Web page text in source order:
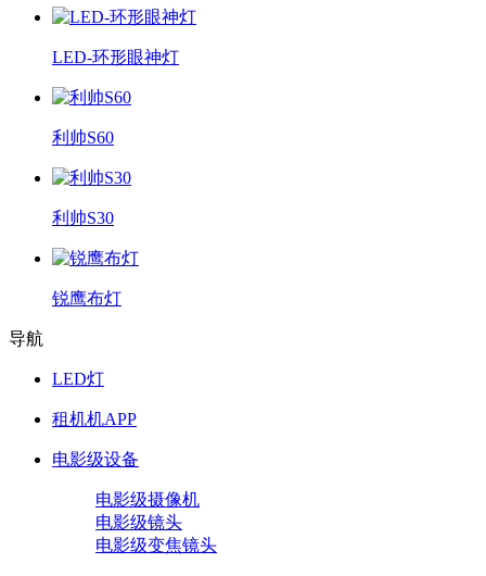
LED-环形眼神灯
利帅S60
利帅S30
锐鹰布灯
导航
LED灯
租机机APP
电影级设备
电影级摄像机
电影级镜头
电影级变焦镜头